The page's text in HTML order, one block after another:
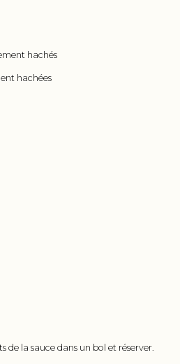
hachés
hachées
de la sauce dans un bol et réserver.